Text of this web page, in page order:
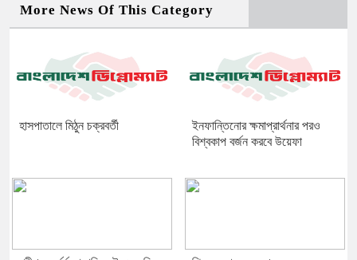
More News Of This Category
হাসপাতালে মিঠুন চক্রবর্তী
ইনফান্তিনোর ক্ষমাপ্রার্থনার পরও
বিশ্বকাপ বর্জন করবে উয়েফা